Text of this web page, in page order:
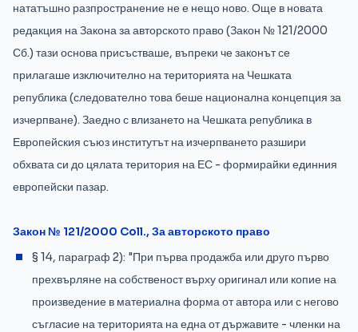
нататъшно разпространение не е нещо ново. Още в новата
редакция на Закона за авторското право (Закон № 121/2000
Сб.) тази основа присъстваше, въпреки че законът се
прилагаше изключително на територията на Чешката
република (следователно това беше национална концепция за
изчерпване). Заедно с влизането на Чешката република в
Европейския съюз институтът на изчерпването разшири
обхвата си до цялата територия на ЕС - формирайки единния
европейски пазар.
Закон № 121/2000 Coll., За авторското право
§ 14, параграф 2): "При първа продажба или друго първо
прехвърляне на собственост върху оригинал или копие на
произведение в материална форма от автора или с негово
съгласие на територията на една от държавите - членки на